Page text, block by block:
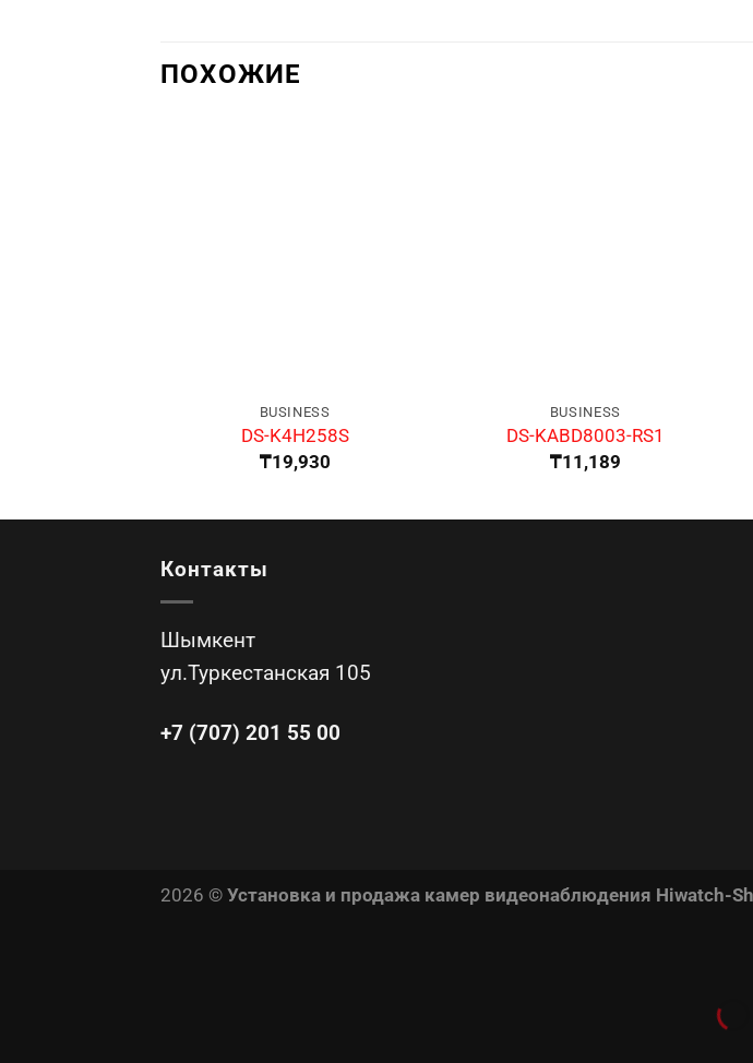
ПОХОЖИЕ
BUSINESS
DS-K4H258S
₸19,930
BUSINESS
DS-KABD8003-RS1
₸11,189
Контакты
Шымкент
ул.Туркестанская 105
+7 (707) 201 55 00
2026 © Установка и продажа камер видеонаблюдения Hiwatch-